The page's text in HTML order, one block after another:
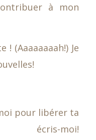
à mon
(Aaaaaaaah!) Je
pour libérer ta
moi!